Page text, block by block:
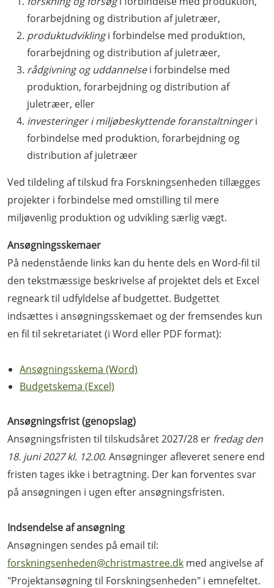
forarbejdning og distribution af juletræer,
produktudviklingi forbindelse med produktion,
forarbejdning og distribution af juletræer,
rådgivning og uddannelsei forbindelse med
produktion, forarbejdning og distribution af
juletræer, eller
investeringer i miljøbeskyttende foranstaltningeri
forbindelse med produktion, forarbejdning og
distribution af juletræer
Ved tildeling af tilskud fra Forskningsenheden tillægges
projekter i forbindelse med omstilling til mere
miljøvenlig produktion og udvikling særlig vægt.
Ansøgningsskemaer
På nedenstående links kan du hente dels en Word-fil til
den tekstmæssige beskrivelse af projektet dels et Excel
regneark til udfyldelse af budgettet. Budgettet
indsættes i ansøgningsskemaet og der fremsendes kun
en fil til sekretariatet (i Word eller PDF format):
Ansøgningsskema (Word)
Budgetskema (Excel)
Ansøgningsfrist (genopslag)
Ansøgningsfristen til tilskudsåret 2027/28 er fredag den
18. juni 2027 kl. 12.00. Ansøgninger afleveret senere end
fristen tages ikke i betragtning. Der kan forventes svar
på ansøgningen i ugen efter ansøgningsfristen.
Indsendelse af ansøgning
Ansøgningen sendes på email til:
forskningsenheden@christmastree.dk med angivelse af
"Projektansøgning til Forskningsenheden" i emnefeltet.